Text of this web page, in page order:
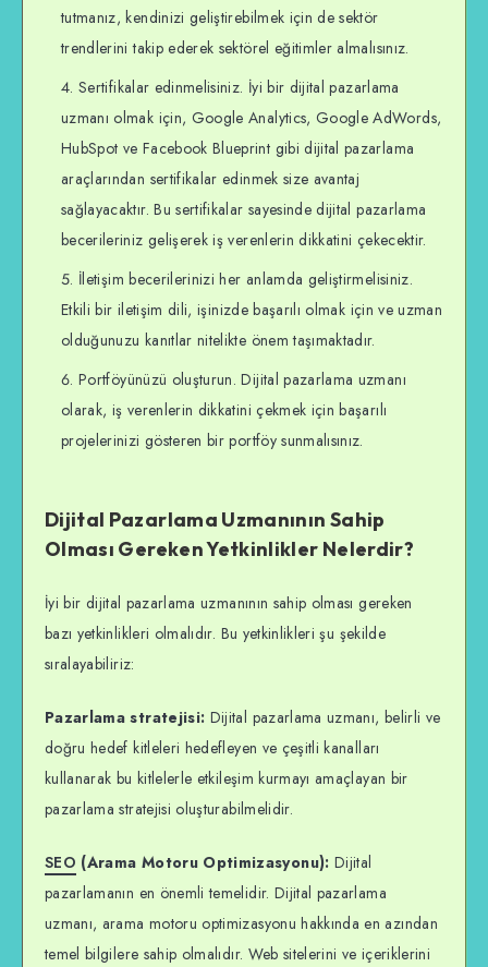
tutmanız, kendinizi geliştirebilmek için de sektör
trendlerini takip ederek sektörel eğitimler almalısınız.
Sertifikalar edinmelisiniz. İyi bir dijital pazarlama
uzmanı olmak için, Google Analytics, Google AdWords,
HubSpot ve Facebook Blueprint gibi dijital pazarlama
araçlarından sertifikalar edinmek size avantaj
sağlayacaktır. Bu sertifikalar sayesinde dijital pazarlama
becerileriniz gelişerek iş verenlerin dikkatini çekecektir.
İletişim becerilerinizi her anlamda geliştirmelisiniz.
Etkili bir iletişim dili, işinizde başarılı olmak için ve uzman
olduğunuzu kanıtlar nitelikte önem taşımaktadır.
Portföyünüzü oluşturun. Dijital pazarlama uzmanı
olarak, iş verenlerin dikkatini çekmek için başarılı
projelerinizi gösteren bir portföy sunmalısınız.
Dijital Pazarlama Uzmanının Sahip
Olması Gereken Yetkinlikler Nelerdir?
İyi bir dijital pazarlama uzmanının sahip olması gereken
bazı yetkinlikleri olmalıdır. Bu yetkinlikleri şu şekilde
sıralayabiliriz:
Pazarlama stratejisi: Dijital pazarlama uzmanı, belirli ve
doğru hedef kitleleri hedefleyen ve çeşitli kanalları
kullanarak bu kitlelerle etkileşim kurmayı amaçlayan bir
pazarlama stratejisi oluşturabilmelidir.
SEO (Arama Motoru Optimizasyonu): Dijital
pazarlamanın en önemli temelidir. Dijital pazarlama
uzmanı, arama motoru optimizasyonu hakkında en azından
temel bilgilere sahip olmalıdır. Web sitelerini ve içeriklerini